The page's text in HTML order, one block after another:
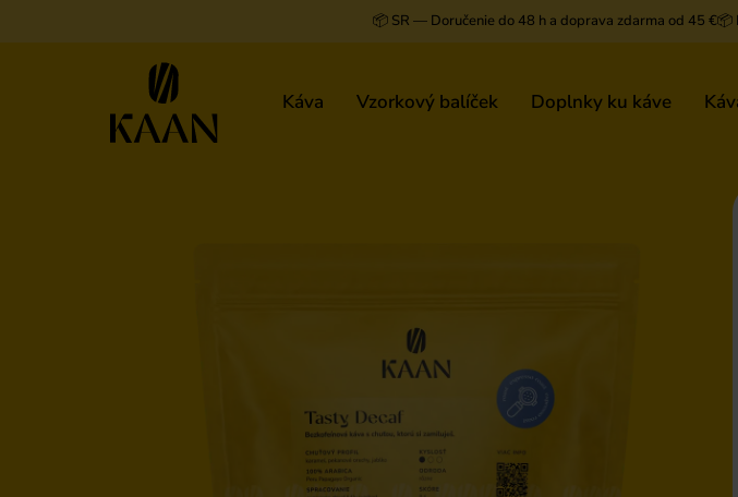
📦 SR — Doručenie do 48 h a doprava zdarma od 45 €📦
Káva Vzorkový balíček Doplnky ku káve